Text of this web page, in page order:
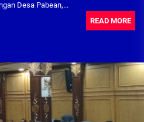
Desa Pabean,...
READ MORE